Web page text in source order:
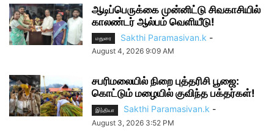
ஆடிப்பெருக்கை முன்னிட்டு சிவகாசியில்
காலண்டர் ஆல்பம் வெளியீடு!
மதுரை Sakthi Paramasivan.k -
August 4, 2026 9:09 AM
சபரிமலையில் நிறை புத்தரிசி பூஜை:
கொட்டும் மழையில் குவிந்த பக்தர்கள்!
இந்தியா Sakthi Paramasivan.k -
August 3, 2026 3:52 PM